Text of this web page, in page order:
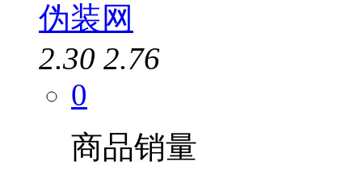
伪装网
2.30 2.76
0
商品销量